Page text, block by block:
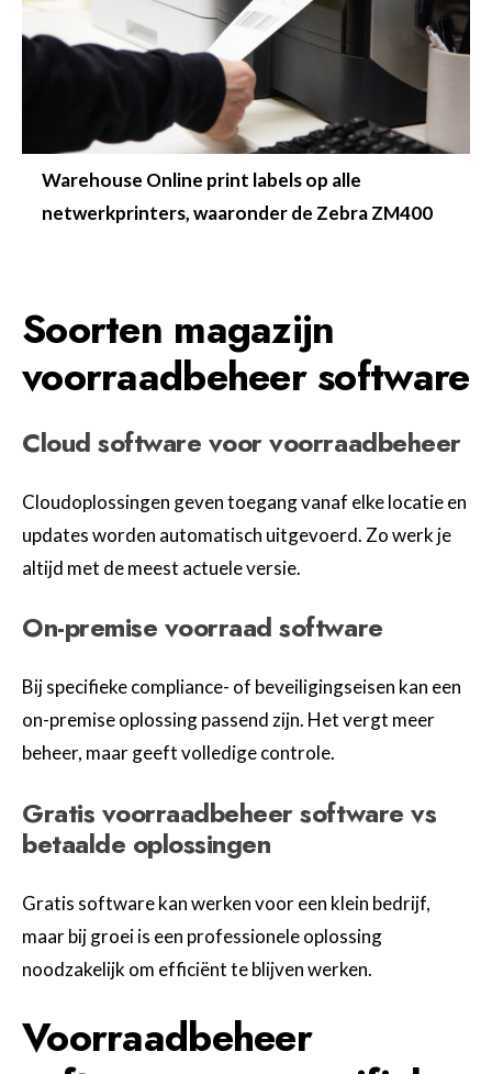
Warehouse Online print labels op alle
netwerkprinters, waaronder de Zebra ZM400
Soorten magazijn
voorraadbeheer software
Cloud software voor voorraadbeheer
Cloudoplossingen geven toegang vanaf elke locatie en
updates worden automatisch uitgevoerd. Zo werk je
altijd met de meest actuele versie.
On-premise voorraad software
Bij specifieke compliance- of beveiligingseisen kan een
on-premise oplossing passend zijn. Het vergt meer
beheer, maar geeft volledige controle.
Gratis voorraadbeheer software vs
betaalde oplossingen
Gratis software kan werken voor een klein bedrijf,
maar bij groei is een professionele oplossing
noodzakelijk om efficiënt te blijven werken.
Voorraadbeheer